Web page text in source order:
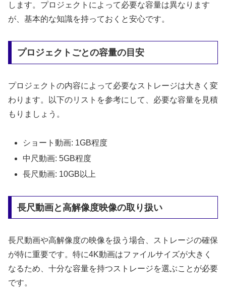
します。プロジェクトによって必要な容量は異なります
が、基本的な知識を持っておくと安心です。
プロジェクトごとの容量の目安
プロジェクトの内容によって必要なストレージは大きく変
わります。以下のリストを参考にして、必要な容量を見積
もりましょう。
ショート動画: 1GB程度
中尺動画: 5GB程度
長尺動画: 10GB以上
長尺動画と高解像度映像の取り扱い
長尺動画や高解像度の映像を扱う場合、ストレージの確保
が特に重要です。特に4K動画はファイルサイズが大きく
なるため、十分な容量を持つストレージを選ぶことが必要
です。